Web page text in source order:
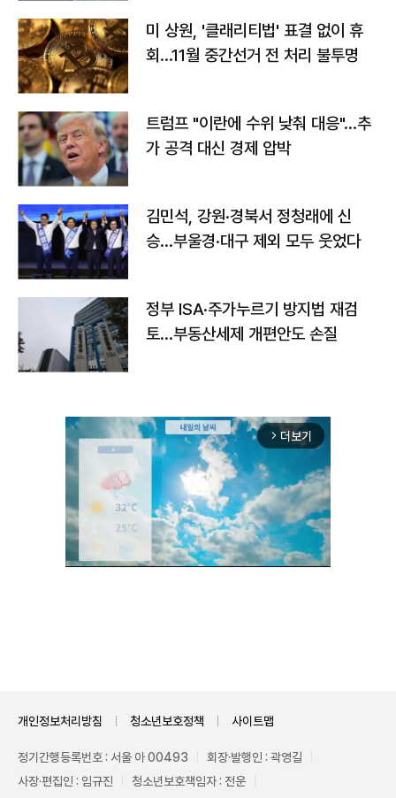
미 상원, '클래리티법' 표결 없이 휴
회…11월 중간선거 전 처리 불투명
트럼프 "이란에 수위 낮춰 대응"…추
가 공격 대신 경제 압박
김민석, 강원·경북서 정청래에 신
승…부울경·대구 제외 모두 웃었다
정부 ISA·주가누르기 방지법 재검
토…부동산세제 개편안도 손질
arrow_forward_ios 더보기
개인정보처리방침 청소년보호정책 사이트맵
정기간행등록번호 : 서울 아 00493
회장·발행인 : 곽영길
사장·편집인 : 임규진
청소년보호책임자 : 전운